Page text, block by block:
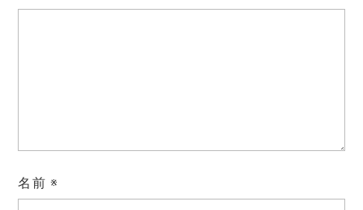
名前 ※